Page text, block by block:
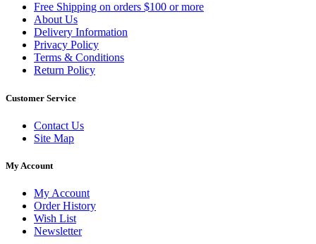
Free Shipping on orders $100 or more
About Us
Delivery Information
Privacy Policy
Terms & Conditions
Return Policy
Customer Service
Contact Us
Site Map
My Account
My Account
Order History
Wish List
Newsletter